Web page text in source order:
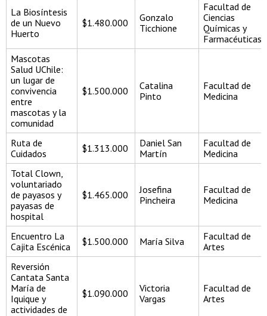
La Biosíntesis
de un Nuevo
Huerto
$1.480.000
Gonzalo
Ticchione
Facultad de
Ciencias
Químicas y
Farmacéuticas
Mascotas
Salud UChile:
un lugar de
convivencia
entre
mascotas y la
comunidad
$1.500.000
Catalina
Pinto
Facultad de
Medicina
Ruta de
Cuidados
$1.313.000
Daniel San
Martín
Facultad de
Medicina
Total Clown,
voluntariado
de payasos y
payasas de
hospital
$1.465.000
Josefina
Pincheira
Facultad de
Medicina
Encuentro La
Cajita Escénica
$1.500.000 María Silva
Facultad de
Artes
Reversión
Cantata Santa
María de
Iquique y
actividades de
$1.090.000
Victoria
Vargas
Facultad de
Artes